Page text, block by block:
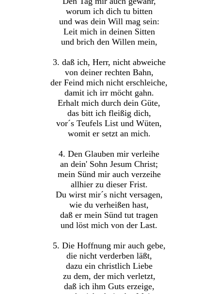
worum ich dich tu bitten
und was dein Will mag sein:
Leit mich in deinen Sitten
und brich den Willen mein,
3. daß ich, Herr, nicht abweiche
von deiner rechten Bahn,
der Feind mich nicht erschleiche,
damit ich irr möcht gahn.
Erhalt mich durch dein Güte,
das bitt ich fleißig dich,
vor´s Teufels List und Wüten,
womit er setzt an mich.
4. Den Glauben mir verleihe
an dein' Sohn Jesum Christ;
mein Sünd mir auch verzeihe
allhier zu dieser Frist.
Du wirst mir´s nicht versagen,
wie du verheißen hast,
daß er mein Sünd tut tragen
und löst mich von der Last.
5. Die Hoffnung mir auch gebe,
die nicht verderben läßt,
dazu ein christlich Liebe
zu dem, der mich verletzt,
daß ich ihm Guts erzeige,